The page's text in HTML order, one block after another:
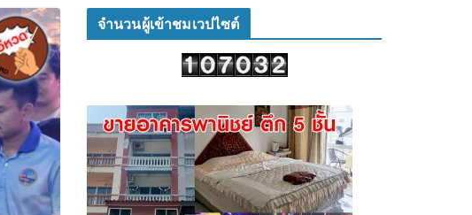
จำนวนผู้เข้าชมเวปไซต์